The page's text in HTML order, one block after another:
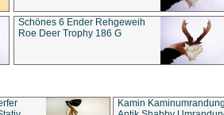
Schönes 6 Ender Rehgeweih
Roe Deer Trophy 186 G
Kamin